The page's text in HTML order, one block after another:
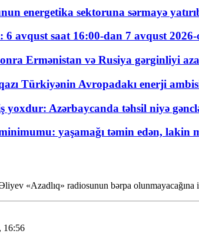
energetika sektoruna sərmayə
6 avqust saat 16:00-dan 7 avqust 2026-
Ermənistan və Rusiya gərginliyi
Türkiyənin Avropadakı enerji
yoxdur: Azərbaycanda təhsil niyə
yaşamağı təmin edən, lakin
«Azadlıq» radiosunun bərpa olunmayacağına
16:56